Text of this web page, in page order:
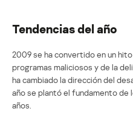
Tendencias del año
2009 se ha convertido en un
programas maliciosos y de la
ha cambiado la dirección del
año se plantó el fundamento de
años.